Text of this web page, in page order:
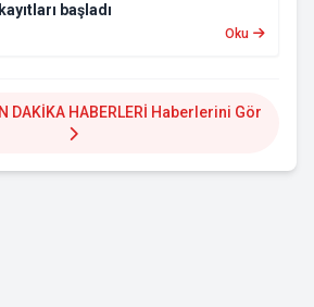
başladı
Oku
DAKİKA HABERLERİ Haberlerini Gör